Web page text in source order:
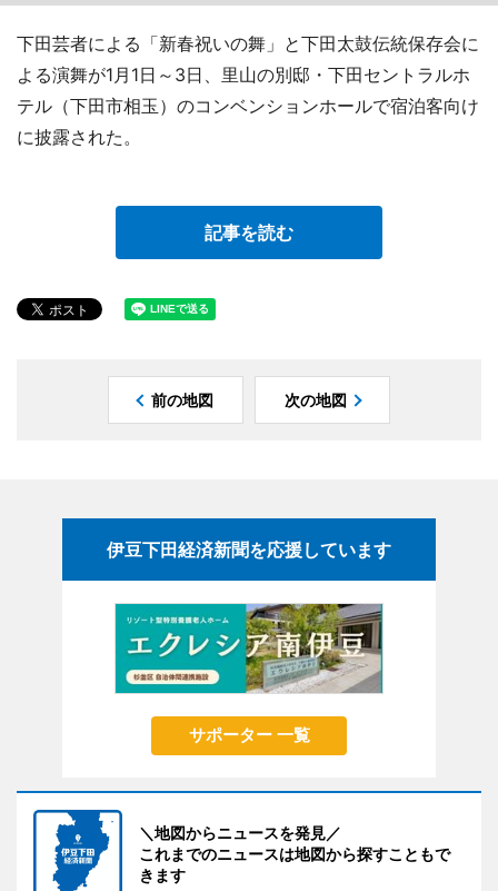
下田芸者による「新春祝いの舞」と下田太鼓伝統保存会に
よる演舞が1月1日～3日、里山の別邸・下田セントラルホ
テル（下田市相玉）のコンベンションホールで宿泊客向け
に披露された。
記事を読む
前の地図 次の地図
伊豆下田経済新聞を応援しています
サポーター 一覧
＼地図からニュースを発見／
これまでのニュースは地図から探すこともで
きます